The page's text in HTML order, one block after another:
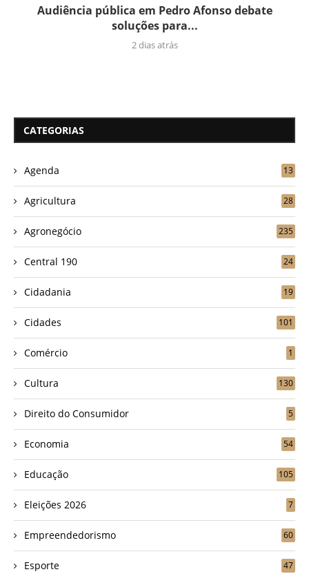
Audiência pública em Pedro Afonso debate
soluções para...
2 dias atrás
CATEGORIAS
Agenda 13
Agricultura 28
Agronegócio 235
Central 190 24
Cidadania 19
Cidades 101
Comércio 1
Cultura 130
Direito do Consumidor 5
Economia 54
Educação 105
Eleições 2026 7
Empreendedorismo 60
Esporte 47